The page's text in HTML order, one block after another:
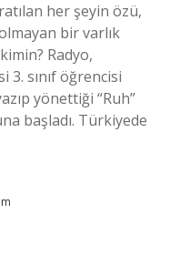
her şeyin özü,
bir varlık
Radyo,
3. sınıf öğrencisi
yönettiği “Ruh”
başladı. Türkiyede